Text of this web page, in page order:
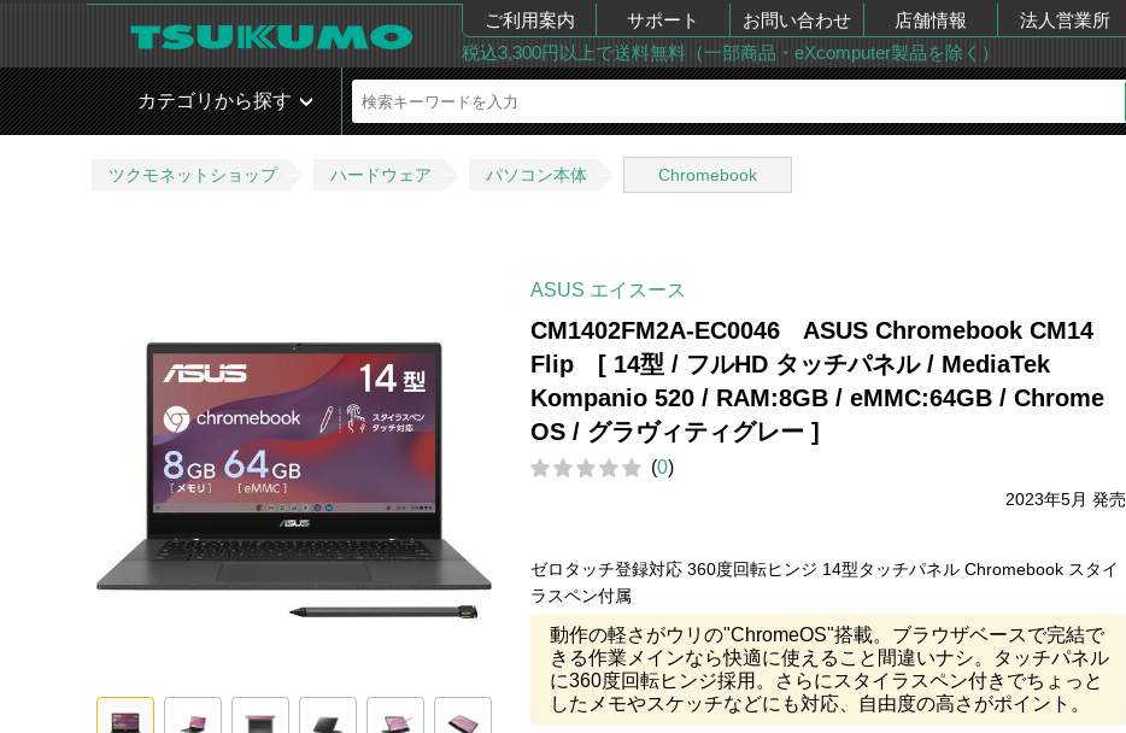
ご利用案内 サポート お問い合わせ 店舗情報 法人営業所
税込3,300円以上で送料無料（一部商品・eXcomputer製品を除く）
カテゴリから探す
ツクモネットショップ ハードウェア パソコン本体 Chromebook
ASUS エイスース
CM1402FM2A-EC0046 ASUS Chromebook CM14
Flip [ 14型 / フルHD タッチパネル / MediaTek
Kompanio 520 / RAM:8GB / eMMC:64GB / Chrome
OS / グラヴィティグレー ]
(0)
2023年5月 発売
ゼロタッチ登録対応 360度回転ヒンジ 14型タッチパネル Chromebook スタイ
ラスペン付属
動作の軽さがウリの"ChromeOS"搭載。ブラウザベースで完結で
きる作業メインなら快適に使えること間違いナシ。タッチパネル
に360度回転ヒンジ採用。さらにスタイラスペン付きでちょっと
したメモやスケッチなどにも対応、自由度の高さがポイント。